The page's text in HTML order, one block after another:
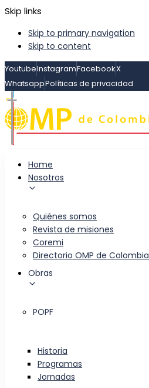
Skip links
Skip to primary navigation
Skip to content
YoutubeInstagramFacebookX
WhatsappPolíticas de privacidad
Home
Nosotros
Quiénes somos
Revista de misiones
Coremi
Directorio OMP de Colombia
Obras
POPF
Historia
Programas
Jornadas